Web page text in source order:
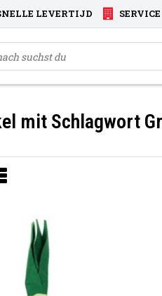
LEVERTIJD
mit Schlagwort